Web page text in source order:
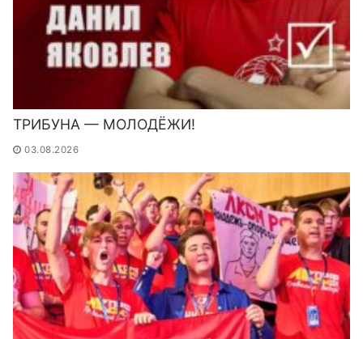
ТРИБУНА — МОЛОДЁЖИ!
03.08.2026